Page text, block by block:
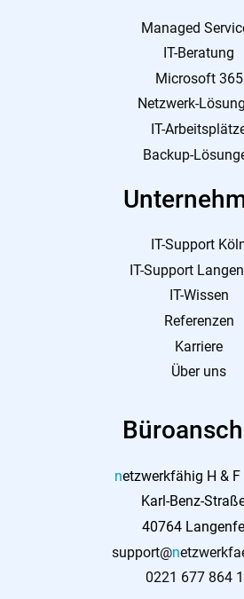
Managed
IT-Beratung
Microsoft 365
Netzwerk-
IT-
Backup-
IT-Support
IT-Support
IT-Wissen
Referenzen
Karriere
Über uns
netzwerkfähig H & F
Karl-Benz-
40764
support@n
0221 677 864